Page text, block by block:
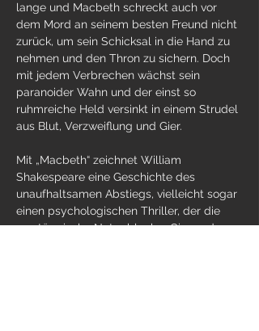
lange und Macbeth schreckt auch vor
dem Mord an seinem besten Freund nicht
zurück, um sein Schicksal in die Hand zu
nehmen und den Thron zu sichern. Doch
mit jedem Verbrechen wächst sein
paranoider Wahn und der einst so
ruhmreiche Held versinkt in einem Strudel
aus Blut, Verzweiflung und Gier.
Mit „Macbeth“ zeichnet William
Shakespeare eine Geschichte des
unaufhaltsamen Abstiegs, vielleicht sogar
einen psychologischen Thriller, der die
zerstörerische Natur blanker Gier und